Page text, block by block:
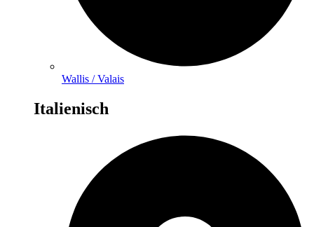
Wallis / Valais
Italienisch